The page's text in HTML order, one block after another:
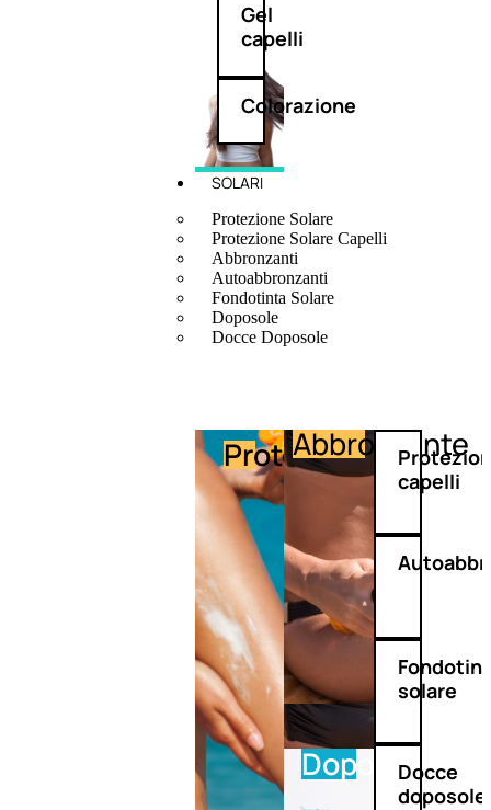
Gel
capelli
Colorazione
SOLARI
Protezione Solare
Protezione Solare Capelli
Abbronzanti
Autoabbronzanti
Fondotinta Solare
Doposole
Docce Doposole
Protezione
Abbronzante
Doposole
capelli
solare
Docce
doposole